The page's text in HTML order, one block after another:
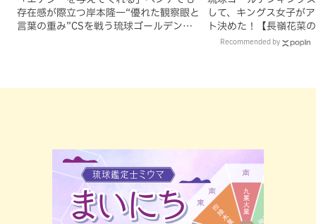
存在感が際立つ岸本隆一“優れた観察眼と
言葉の重み”CSを戦う琉球ゴールデンキ
して、キングス女子が
ト決めた！【長嶺花菜
部】Recommended by